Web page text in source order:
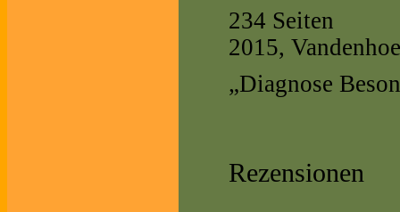
234 Seiten
2015,
„Diagnose
Rezensionen